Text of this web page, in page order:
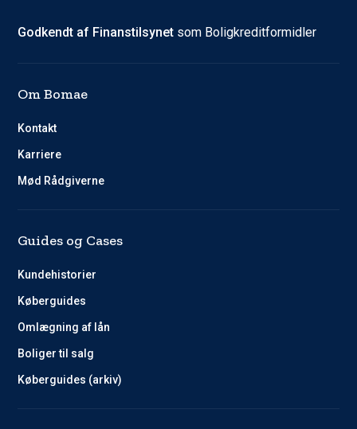
Godkendt af Finanstilsynet som Boligkreditformidler
Om Bomae
Kontakt
Karriere
Mød Rådgiverne
Guides og Cases
Kundehistorier
Køberguides
Omlægning af lån
Boliger til salg
Køberguides (arkiv)